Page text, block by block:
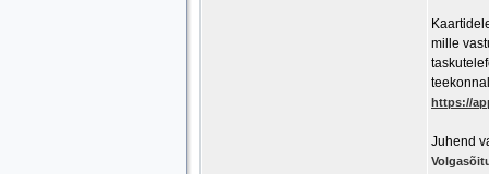
mille
https://
Juhend